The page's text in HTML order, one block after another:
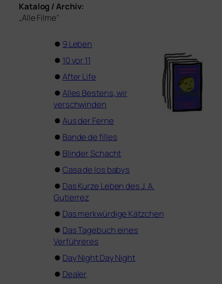
Katalog / Archiv:
„Alle Filme”
⏺ 9 Leben
⏺ 10 vor 11
⏺ After Life
⏺ Alles Bestens, wir
verschwinden
⏺ Aus der Ferne
⏺ Bande de filles
⏺ Blinder Schacht
⏺ Casa de los babys
⏺ Das Kurze Leben des J. A.
Gutierrez
⏺ Das merk­wür­di­ge Kätzchen
⏺ Das Tagebuch eines
Verführeres
⏺ Day Night Day Night
⏺ Dealer